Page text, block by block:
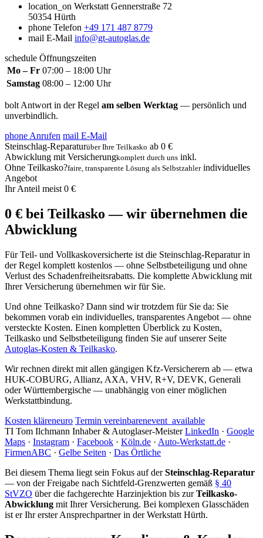
location_on Werkstatt Gennerstraße 72
50354 Hürth
phone Telefon +49 171 487 8779
mail E-Mail info@gt-autoglas.de
schedule Öffnungszeiten
Mo – Fr 07:00 – 18:00 Uhr
Samstag 08:00 – 12:00 Uhr
bolt Antwort in der Regel am selben Werktag — persönlich und
unverbindlich.
phone Anrufen mail E-Mail
Steinschlag-Reparaturüber Ihre Teilkasko ab 0 €
Abwicklung mit Versicherungkomplett durch uns inkl.
Ohne Teilkasko?faire, transparente Lösung als Selbstzahler individuelles
Angebot
Ihr Anteil meist 0 €
0 € bei Teilkasko — wir übernehmen die
Abwicklung
Für Teil- und Vollkaskoversicherte ist die Steinschlag-Reparatur in
der Regel komplett kostenlos — ohne Selbstbeteiligung und ohne
Verlust des Schadenfreiheitsrabatts. Die komplette Abwicklung mit
Ihrer Versicherung übernehmen wir für Sie.
Und ohne Teilkasko? Dann sind wir trotzdem für Sie da: Sie
bekommen vorab ein individuelles, transparentes Angebot — ohne
versteckte Kosten. Einen kompletten Überblick zu Kosten,
Teilkasko und Selbstbeteiligung finden Sie auf unserer Seite
Autoglas-Kosten & Teilkasko.
Wir rechnen direkt mit allen gängigen Kfz-Versicherern ab — etwa
HUK-COBURG, Allianz, AXA, VHV, R+V, DEVK, Generali
oder Württembergische — unabhängig von einer möglichen
Werkstattbindung.
Kosten kläreneuro Termin vereinbarenevent_available
TI Tom Ilchmann Inhaber & Autoglaser-Meister LinkedIn · Google
Maps · Instagram · Facebook · Köln.de · Auto-Werkstatt.de ·
FirmenABC · Gelbe Seiten · Das Örtliche
Bei diesem Thema liegt sein Fokus auf derSteinschlag-Reparatur
— von der Freigabe nach Sichtfeld-Grenzwerten gemäß § 40
StVZO über die fachgerechte Harzinjektion bis zurTeilkasko-
Abwicklung mit Ihrer Versicherung. Bei komplexen Glasschäden
ist er Ihr erster Ansprechpartner in der Werkstatt Hürth.